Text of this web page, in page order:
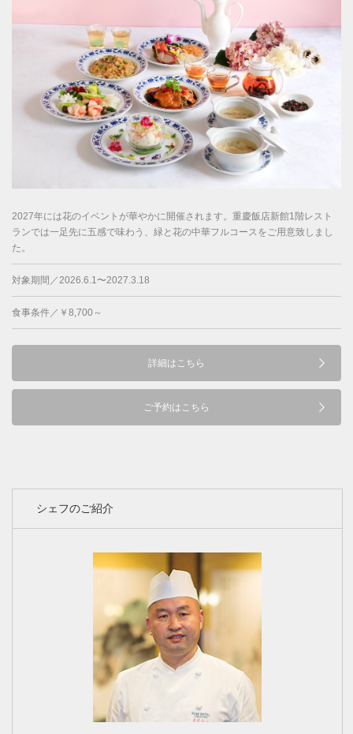
2027年には花のイベントが華やかに開催されます。重慶飯店新館1階レスト
ランでは一足先に五感で味わう、緑と花の中華フルコースをご用意致しまし
た。
対象期間／2026.6.1〜2027.3.18
食事条件／￥8,700～
詳細はこちら
ご予約はこちら
シェフのご紹介